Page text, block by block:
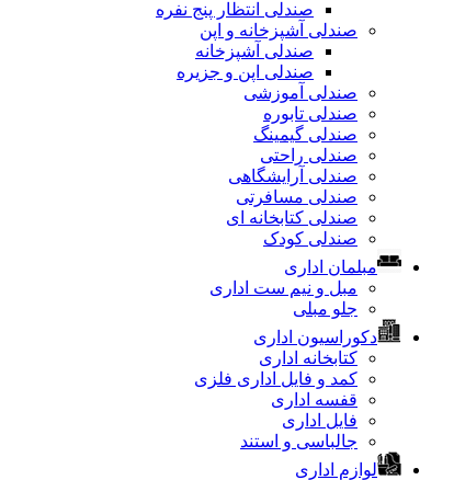
صندلی انتظار پنج نفره
صندلی آشپزخانه و اپن
صندلی آشپزخانه
صندلی اپن و جزیره
صندلی آموزشی
صندلی تابوره
صندلی گیمینگ
صندلی راحتی
صندلی آرایشگاهی
صندلی مسافرتی
صندلی کتابخانه ای
صندلی کودک
مبلمان اداری
مبل و نیم ست اداری
جلو مبلی
دکوراسیون اداری
کتابخانه اداری
کمد و فایل اداری فلزی
قفسه اداری
فایل اداری
جالباسی و استند
لوازم اداری